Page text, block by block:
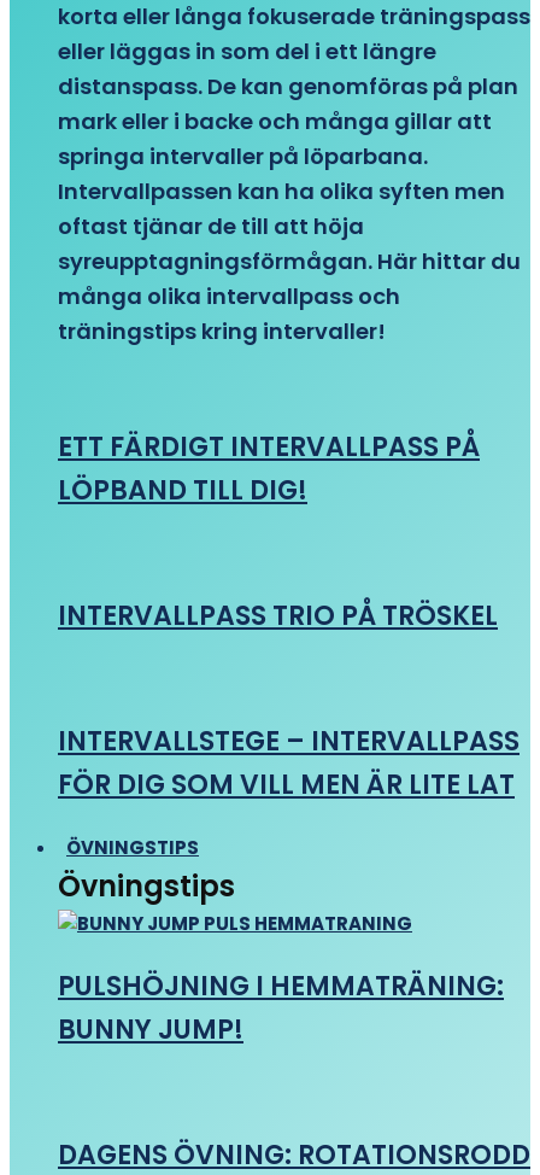
korta eller långa fokuserade träningspass
eller läggas in som del i ett längre
distanspass. De kan genomföras på plan
mark eller i backe och många gillar att
springa intervaller på löparbana.
Intervallpassen kan ha olika syften men
oftast tjänar de till att höja
syreupptagningsförmågan. Här hittar du
många olika intervallpass och
träningstips kring intervaller!
ETT FÄRDIGT INTERVALLPASS PÅ
LÖPBAND TILL DIG!
INTERVALLPASS TRIO PÅ TRÖSKEL
INTERVALLSTEGE – INTERVALLPASS
FÖR DIG SOM VILL MEN ÄR LITE LAT
ÖVNINGSTIPS
Övningstips
PULSHÖJNING I HEMMATRÄNING:
BUNNY JUMP!
DAGENS ÖVNING: ROTATIONSRODD